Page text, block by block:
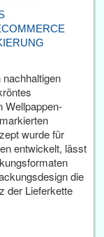
Wellpappen-
wurde für
entwickelt, lässt
die
der Lieferkette